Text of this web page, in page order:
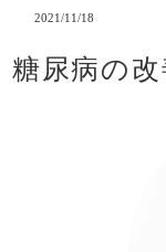
2021/11/18
糖尿病の